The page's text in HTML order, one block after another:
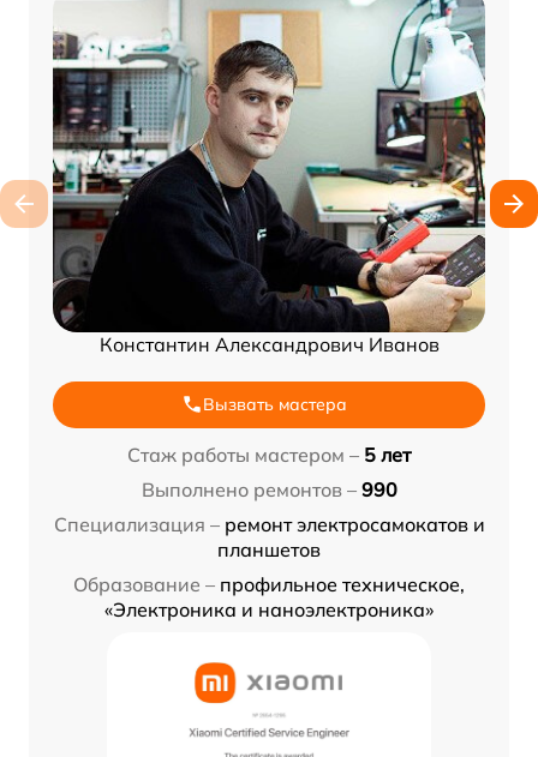
Константин Александрович Иванов
Вызвать мастера
Стаж работы мастером – 5 лет
Выполнено ремонтов – 990
Специализация – ремонт электросамокатов и
планшетов
Образование – профильное техническое,
«Электроника и наноэлектроника»